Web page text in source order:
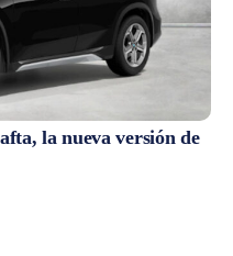
la nueva versión de